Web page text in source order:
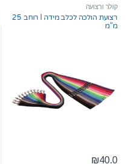
t
o
f
5
קולר ורצועה
רצועת הולכה לכלב מידה l רוחב 25
מ”מ
₪40.0